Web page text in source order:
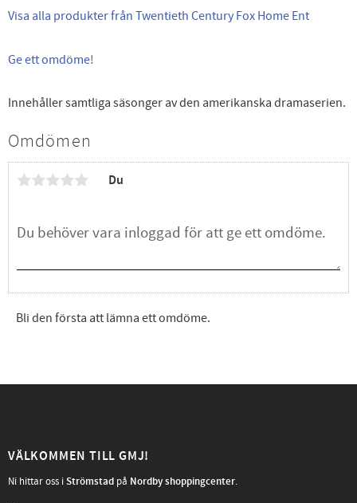
Visa alla produkter från Twentieth Century Fox Home Ent
Ge ett omdöme!
Innehåller samtliga säsonger av den amerikanska dramaserien.
Omdömen
Du
Bli den första att lämna ett omdöme.
VÄLKOMMEN TILL GMJ!
Ni hittar oss iStrömstad på Nordby shoppingcenter.